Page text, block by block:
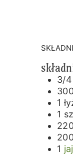
3/4
1
1
1